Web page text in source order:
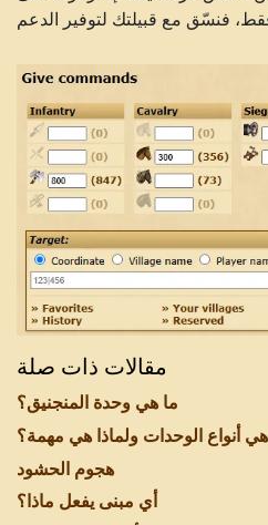
مقالات ذات صلة
ما هي وحدة المنجنيق؟
أنواع الوحدات ولماذا هي مهمة؟
هجوم الحشود
أي مبنى يفعل ماذا؟